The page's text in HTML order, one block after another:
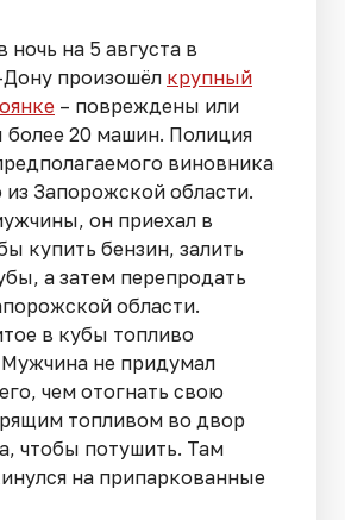
на 5 августа в
произошёл крупный
– повреждены или
20 машин. Полиция
виновника
из Запорожской области.
он приехал в
купить бензин, залить
а затем перепродать
области.
в кубы топливо
Мужчина не придумал
чем отогнать свою
топливом во двор
чтобы потушить. Там
на припаркованные